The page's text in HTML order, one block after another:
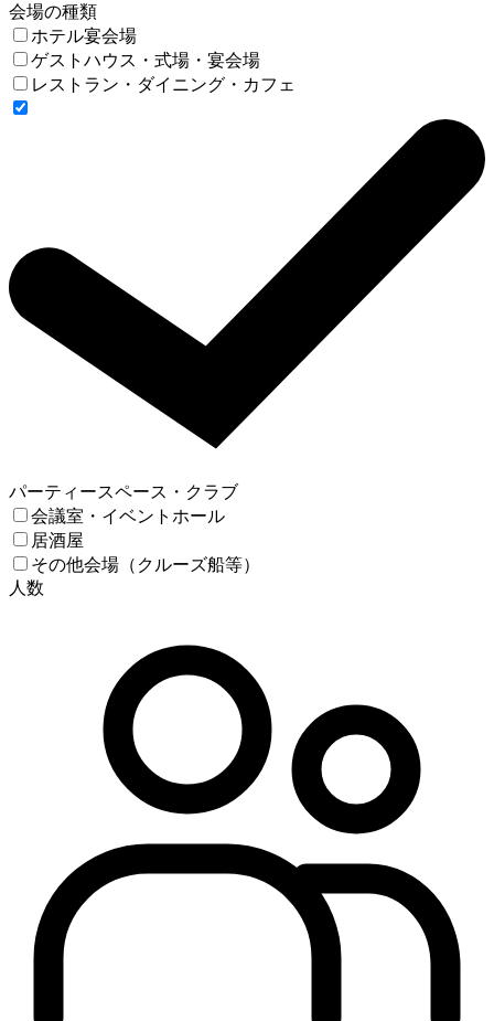
会場の種類
ホテル宴会場
ゲストハウス・式場・宴会場
レストラン・ダイニング・カフェ
パーティースペース・クラブ
会議室・イベントホール
居酒屋
その他会場（クルーズ船等）
人数